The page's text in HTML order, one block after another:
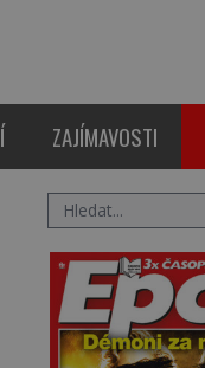
ZAJÍMAVOSTI